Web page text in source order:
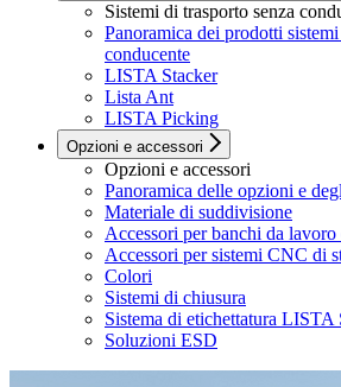
Sistemi di trasporto senza
Panoramica dei prodotti
conducente
LISTA Stacker
Lista Ant
LISTA Picking
Opzioni e accessori
Opzioni e accessori
Panoramica delle opzioni e
Materiale di suddivisione
Accessori per banchi da
Accessori per sistemi CNC di
Colori
Sistemi di chiusura
Sistema di etichettatura LISTA
Soluzioni ESD